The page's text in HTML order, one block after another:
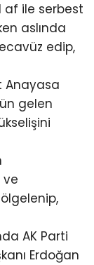
ile serbest
aslında
edip,
Anayasa
gelen
ve
AK Parti
Erdoğan